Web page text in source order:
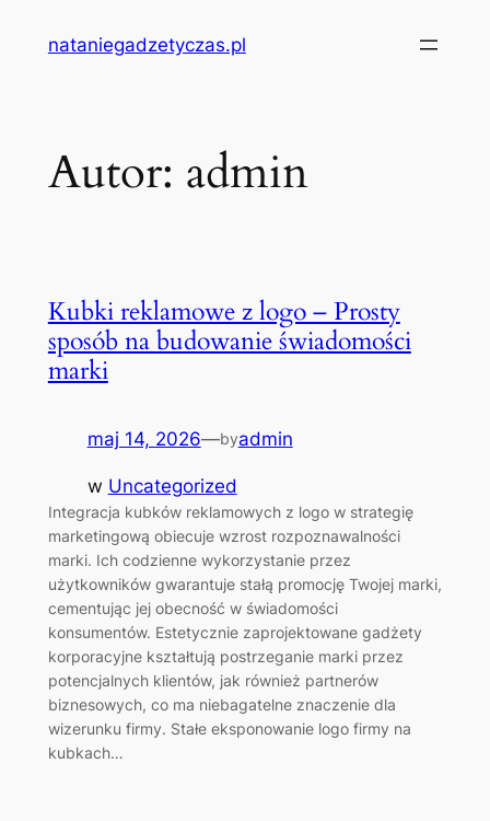
nataniegadzetyczas.pl
Autor: admin
Kubki reklamowe z logo – Prosty
sposób na budowanie świadomości
marki
maj 14, 2026—byadmin
w Uncategorized
Integracja kubków reklamowych z logo w strategię
marketingową obiecuje wzrost rozpoznawalności
marki. Ich codzienne wykorzystanie przez
użytkowników gwarantuje stałą promocję Twojej marki,
cementując jej obecność w świadomości
konsumentów. Estetycznie zaprojektowane gadżety
korporacyjne kształtują postrzeganie marki przez
potencjalnych klientów, jak również partnerów
biznesowych, co ma niebagatelne znaczenie dla
wizerunku firmy. Stałe eksponowanie logo firmy na
kubkach…